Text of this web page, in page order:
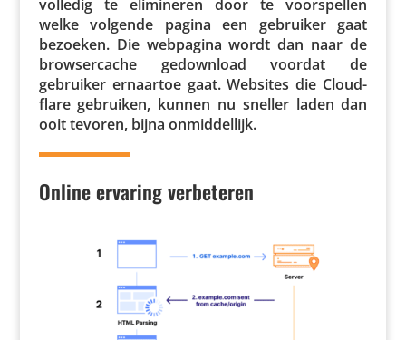
volledig te elimi­neren door te voor­spellen
welke volgende pagina een gebruiker gaat
bezoeken. Die webpagina wordt dan naar de
brow­ser­cache gedown­load voordat de
gebruiker ernaartoe gaat. Websites die Cloud­
flare gebruiken, kunnen nu sneller laden dan
ooit tevoren, bijna onmiddellijk.
Online ervaring verbeteren